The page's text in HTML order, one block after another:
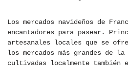
Los mercados navideños de
encantadores para pasear.
artesanales locales que se
los mercados más grandes de
cultivadas localmente también